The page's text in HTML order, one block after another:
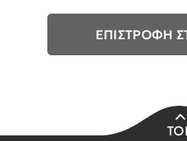
ΕΠΙΣΤΡΟΦΗ